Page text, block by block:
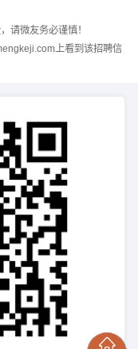
请微友务必谨慎！
上看到该招聘信